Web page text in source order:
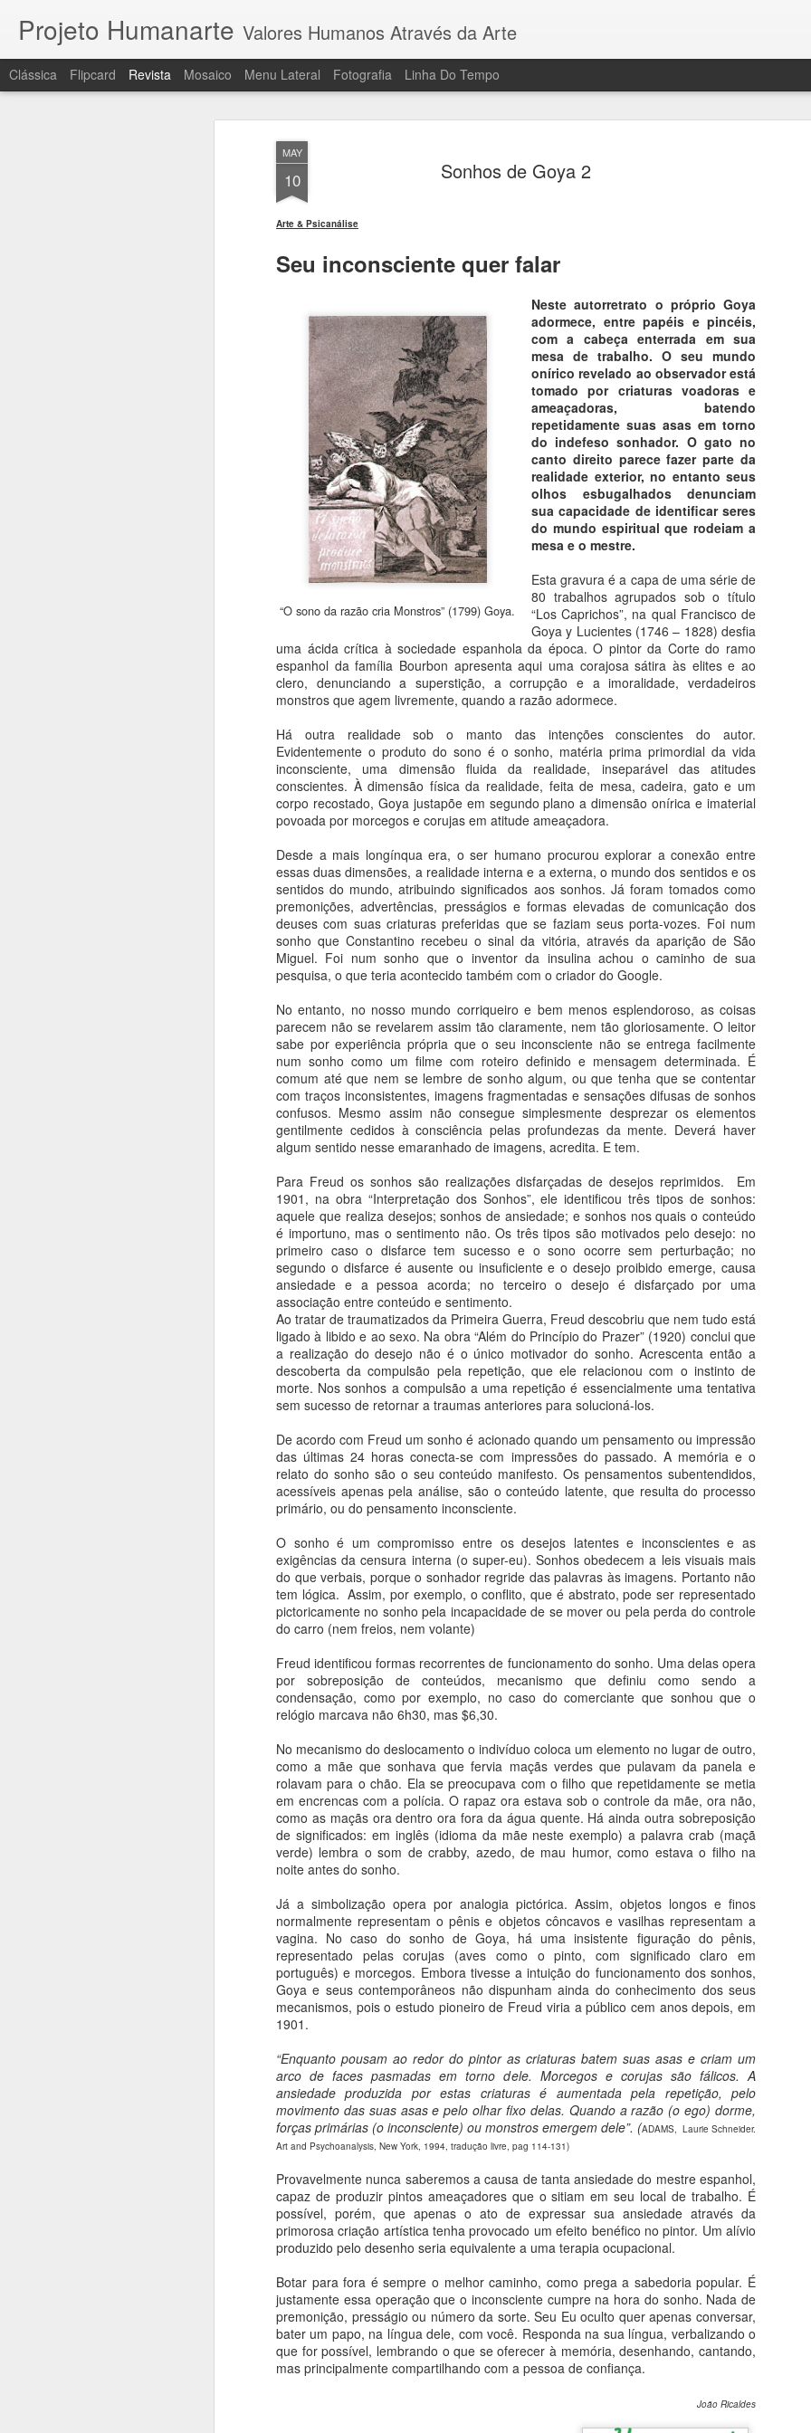
MAY
10 Sonhos de Goya 2
Arte & Psicanálise
Seu inconsciente quer falar
“O sono da razão cria Monstros” (1799) Goya.
Neste autorretrato o próprio Goya
adormece, entre papéis e pincéis,
com a cabeça enterrada em sua
mesa de trabalho. O seu mundo
onírico revelado ao observador está
tomado por criaturas voadoras e
ameaçadoras, batendo
repetidamente suas asas em torno
do indefeso sonhador. O gato no
canto direito parece fazer parte da
realidade exterior, no entanto seus
olhos esbugalhados denunciam
sua capacidade de identificar seres
do mundo espiritual que rodeiam a
mesa e o mestre.
Esta gravura é a capa de uma série de
80 trabalhos agrupados sob o título
“Los Caprichos”, na qual Francisco de
Goya y Lucientes (1746 – 1828) desfia
uma ácida crítica à sociedade espanhola da época. O pintor da Corte do ramo
espanhol da família Bourbon apresenta aqui uma corajosa sátira às elites e ao
clero, denunciando a superstição, a corrupção e a imoralidade, verdadeiros
monstros que agem livremente, quando a razão adormece.
Há outra realidade sob o manto das intenções conscientes do autor.
Evidentemente o produto do sono é o sonho, matéria prima primordial da vida
inconsciente, uma dimensão fluida da realidade, inseparável das atitudes
conscientes. À dimensão física da realidade, feita de mesa, cadeira, gato e um
corpo recostado, Goya justapõe em segundo plano a dimensão onírica e imaterial
povoada por morcegos e corujas em atitude ameaçadora.
Desde a mais longínqua era, o ser humano procurou explorar a conexão entre
essas duas dimensões, a realidade interna e a externa, o mundo dos sentidos e os
sentidos do mundo, atribuindo significados aos sonhos. Já foram tomados como
premonições, advertências, presságios e formas elevadas de comunicação dos
deuses com suas criaturas preferidas que se faziam seus porta-vozes. Foi num
sonho que Constantino recebeu o sinal da vitória, através da aparição de São
Miguel. Foi num sonho que o inventor da insulina achou o caminho de sua
pesquisa, o que teria acontecido também com o criador do Google.
No entanto, no nosso mundo corriqueiro e bem menos esplendoroso, as coisas
parecem não se revelarem assim tão claramente, nem tão gloriosamente. O leitor
sabe por experiência própria que o seu inconsciente não se entrega facilmente
num sonho como um filme com roteiro definido e mensagem determinada. É
comum até que nem se lembre de sonho algum, ou que tenha que se contentar
com traços inconsistentes, imagens fragmentadas e sensações difusas de sonhos
confusos. Mesmo assim não consegue simplesmente desprezar os elementos
gentilmente cedidos à consciência pelas profundezas da mente. Deverá haver
algum sentido nesse emaranhado de imagens, acredita. E tem.
Para Freud os sonhos são realizações disfarçadas de desejos reprimidos. Em
1901, na obra “Interpretação dos Sonhos”, ele identificou três tipos de sonhos:
aquele que realiza desejos; sonhos de ansiedade; e sonhos nos quais o conteúdo
é importuno, mas o sentimento não. Os três tipos são motivados pelo desejo: no
primeiro caso o disfarce tem sucesso e o sono ocorre sem perturbação; no
segundo o disfarce é ausente ou insuficiente e o desejo proibido emerge, causa
ansiedade e a pessoa acorda; no terceiro o desejo é disfarçado por uma
associação entre conteúdo e sentimento.
Ao tratar de traumatizados da Primeira Guerra, Freud descobriu que nem tudo está
ligado à libido e ao sexo. Na obra “Além do Princípio do Prazer” (1920) conclui que
a realização do desejo não é o único motivador do sonho. Acrescenta então a
descoberta da compulsão pela repetição, que ele relacionou com o instinto de
morte. Nos sonhos a compulsão a uma repetição é essencialmente uma tentativa
sem sucesso de retornar a traumas anteriores para solucioná-los.
De acordo com Freud um sonho é acionado quando um pensamento ou impressão
das últimas 24 horas conecta-se com impressões do passado. A memória e o
relato do sonho são o seu conteúdo manifesto. Os pensamentos subentendidos,
acessíveis apenas pela análise, são o conteúdo latente, que resulta do processo
primário, ou do pensamento inconsciente.
O sonho é um compromisso entre os desejos latentes e inconscientes e as
exigências da censura interna (o super-eu). Sonhos obedecem a leis visuais mais
do que verbais, porque o sonhador regride das palavras às imagens. Portanto não
tem lógica. Assim, por exemplo, o conflito, que é abstrato, pode ser representado
pictoricamente no sonho pela incapacidade de se mover ou pela perda do controle
do carro (nem freios, nem volante)
Freud identificou formas recorrentes de funcionamento do sonho. Uma delas opera
por sobreposição de conteúdos, mecanismo que definiu como sendo a
condensação, como por exemplo, no caso do comerciante que sonhou que o
relógio marcava não 6h30, mas $6,30.
No mecanismo do deslocamento o indivíduo coloca um elemento no lugar de outro,
como a mãe que sonhava que fervia maçãs verdes que pulavam da panela e
rolavam para o chão. Ela se preocupava com o filho que repetidamente se metia
em encrencas com a polícia. O rapaz ora estava sob o controle da mãe, ora não,
como as maçãs ora dentro ora fora da água quente. Há ainda outra sobreposição
de significados: em inglês (idioma da mãe neste exemplo) a palavra crab (maçã
verde) lembra o som de crabby, azedo, de mau humor, como estava o filho na
noite antes do sonho.
Já a simbolização opera por analogia pictórica. Assim, objetos longos e finos
normalmente representam o pênis e objetos côncavos e vasilhas representam a
vagina. No caso do sonho de Goya, há uma insistente figuração do pênis,
representado pelas corujas (aves como o pinto, com significado claro em
português) e morcegos. Embora tivesse a intuição do funcionamento dos sonhos,
Goya e seus contemporâneos não dispunham ainda do conhecimento dos seus
mecanismos, pois o estudo pioneiro de Freud viria a público cem anos depois, em
1901.
“Enquanto pousam ao redor do pintor as criaturas batem suas asas e criam um
arco de faces pasmadas em torno dele. Morcegos e corujas são fálicos. A
ansiedade produzida por estas criaturas é aumentada pela repetição, pelo
movimento das suas asas e pelo olhar fixo delas. Quando a razão (o ego) dorme,
forças primárias (o inconsciente) ou monstros emergem dele”. (ADAMS, Laurie Schneider.
Art and Psychoanalysis, New York, 1994, tradução livre, pag 114-131)
Provavelmente nunca saberemos a causa de tanta ansiedade do mestre espanhol,
capaz de produzir pintos ameaçadores que o sitiam em seu local de trabalho. É
possível, porém, que apenas o ato de expressar sua ansiedade através da
primorosa criação artística tenha provocado um efeito benéfico no pintor. Um alívio
produzido pelo desenho seria equivalente a uma terapia ocupacional.
Botar para fora é sempre o melhor caminho, como prega a sabedoria popular. É
justamente essa operação que o inconsciente cumpre na hora do sonho. Nada de
premonição, presságio ou número da sorte. Seu Eu oculto quer apenas conversar,
bater um papo, na língua dele, com você. Responda na sua língua, verbalizando o
que for possível, lembrando o que se oferecer à memória, desenhando, cantando,
mas principalmente compartilhando com a pessoa de confiança.
João Ricaldes
Projeto Humanarte Valores Humanos Através da Arte
Clássica Flipcard Revista Mosaico Menu Lateral Fotografia Linha Do Tempo
Toda a Arte em Paris
Sua visita a Paris será
principais museus da
prima, decifrar seu
passam despercebidos
vai lhe proporcionar mais
discreto sorriso como
compreende. Não precisa
museus, todas as obras,
descortinar aos seus
alma. As esculturas
retratado, do mais humilde
Fantasmas de Goya
Gravuras (em metal): "Os
desastres da Guerra"
Francisco de Goya e Lucientes
Filme: "Sombras de Goya" (EUA-
Direção de Milos Formam, com
Javier Barden e Natalie Portman
Livro: "Os Fantasmas de Goya",
S.P., Companhia das Letras,
Jean-Claude Carriére e Milos
Um caso raro de literatura que
brota do cinema, que por sua vez
brotou da pintura.
AUG Saint-Chapelle - Paris
Do livro História da Arte em
200 Obras
Vitrais da Alma
Inaugurada em 1283, a delicada
Igreja de Saint Chapelle é a
expressão mais sofisticada da
arquitetura gótica (figura 33). Sua
visão interior é simplesmente
resplandecente. Um mundo de
luzes e cores arrebata a alma do
visitante. Mais de ¾ de todas as
paredes é feita de vidro, com
mais de 1100 imagens sagradas
em vitrais coloridos que ocupam
700 m2 em 15 painéis de 15
metros de altura.
AUG
4
Fé na Arte 2 - Congo
Do livro Segredos da Alma
na Arte
Santo Antônio do Congo
Com apenas 25 centímetros, esta
peça de latão datada do começo
do século XVII, testemunha um
notável encontro de civilizações.
Crucifixo (século 17), 25 cm,
Metropolitan N.Y.
AUG
2
Maria Auxiliadora da Silva
Arte Popular Contemporânea
Além dos Preconceitos de Arte
pertencer e despertencer: sua obra é fruto de um trânsito constante
entre tradição e modernidade, o rural e o urbano, moda e cultura pop,
religiosidade e sincretismo, gênero e raça, singularidade e coletividade,
espaço público e privado, entre outros binômios mais ou menos
harmoniosos.
AUG
1
Fé na Arte 1 - Etiópia
Do livro Segredos da Alma na Arte
Apocalipse em Lalibela
As onze igrejas de Lalibela, ainda hoje centro de oração e peregrinação
cristã, foram proclamadas patrimônio da humanidade pela Unesco. É
simplesmente inacreditável como foram escavadas na pedra até
janelas e colunas internas foram milimetricamente esculpidas no bloco
original.
JUL
27
Segredos da Alma na Arte - O Livro
Volume único e revisado: receba pelo correio
Temas da Arte e da Vida
Seus pecados, segundo a arte gótica, seus prazeres insanos segundo
Bosch e sua autopunição segundo Michelangelo. A louca paixão em
mármore de Camille Claudel e a separação com Frida Kahlo. O louco
amor de Picasso e Chico Buarque, com um alerta de Fernando Pessoa.
JUL
26
20 Lições de Arte
Do livro História da Arte em 20 Lições
Atualizada e Compacta
História da Arte em 20 Lições conduz o leitor pelos caminhos da arte
ocidental, da pré-história à arte contemporânea, através de uma
linguagem leve, precisa e atualizada. Está alinhada ao desenvolvimento
da pesquisa em história da arte, que tem conhecido um crescimento
precioso com novas teses e novas abordagens, principalmente sobre a
arte brasileira.
JUL
25
Curso Humanarte 2º Semestre 2026
Projeto Humanarte-Sanquim 2026
Nova temporada
Os cursos do Projeto Humanarte no segundo semestre de 2026, em
parceria com o Projeto Sanquim Cultural, oferecem arte, cultura,
pintura, escultura, arquitetura, música, só para nosso deleite.
JUL
20
O romance da história
Do livro O Romance da História - História do Mundo Através da
Literatura
Apresentação
Você começa aqui uma viagem no tempo pelos sete mares nas asas
da imaginação literária. São 22 paradas em terras e culturas tão
distantes do mundo atual e, ao mesmo tempo, tão próximas do que já
JUL
16
Masp e Pinacoteca
Viagem de Encerramento 2026
Para prolongar o prazer